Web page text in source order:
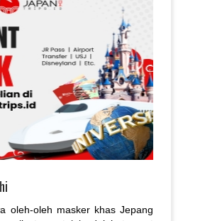
oleh-oleh masker khas Jepang